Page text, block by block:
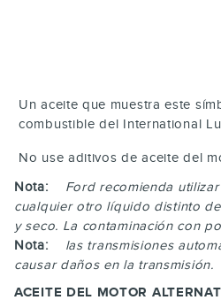
Un aceite que muestra este
combustible del International
No use aditivos de aceite del
Nota:
Ford recomienda
cualquier otro líquido distinto
y seco. La contaminación con
Nota:
las transmisiones
causar daños en la transmisión.
ACEITE DEL MOTOR